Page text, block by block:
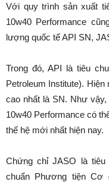
Với quy trình sản xuất
10w40 Performance
lượng quốc tế API SN,
Trong đó, API là tiêu
Petroleum Institute).
cao nhất là SN. Như
10w40 Performance có
thế hệ mới nhất hiện nay.
Chứng chỉ JASO là
chuẩn Phương tiện Cơ